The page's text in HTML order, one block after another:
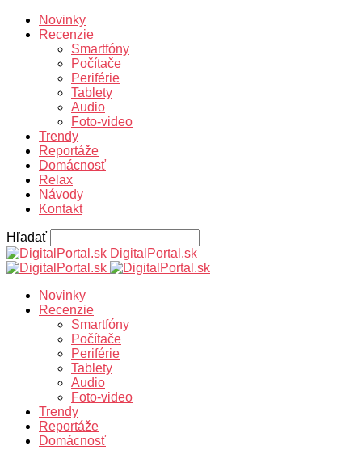
Novinky
Recenzie
Smartfóny
Počítače
Periférie
Tablety
Audio
Foto-video
Trendy
Reportáže
Domácnosť
Relax
Návody
Kontakt
Hľadať
DigitalPortal.sk
Novinky
Recenzie
Smartfóny
Počítače
Periférie
Tablety
Audio
Foto-video
Trendy
Reportáže
Domácnosť